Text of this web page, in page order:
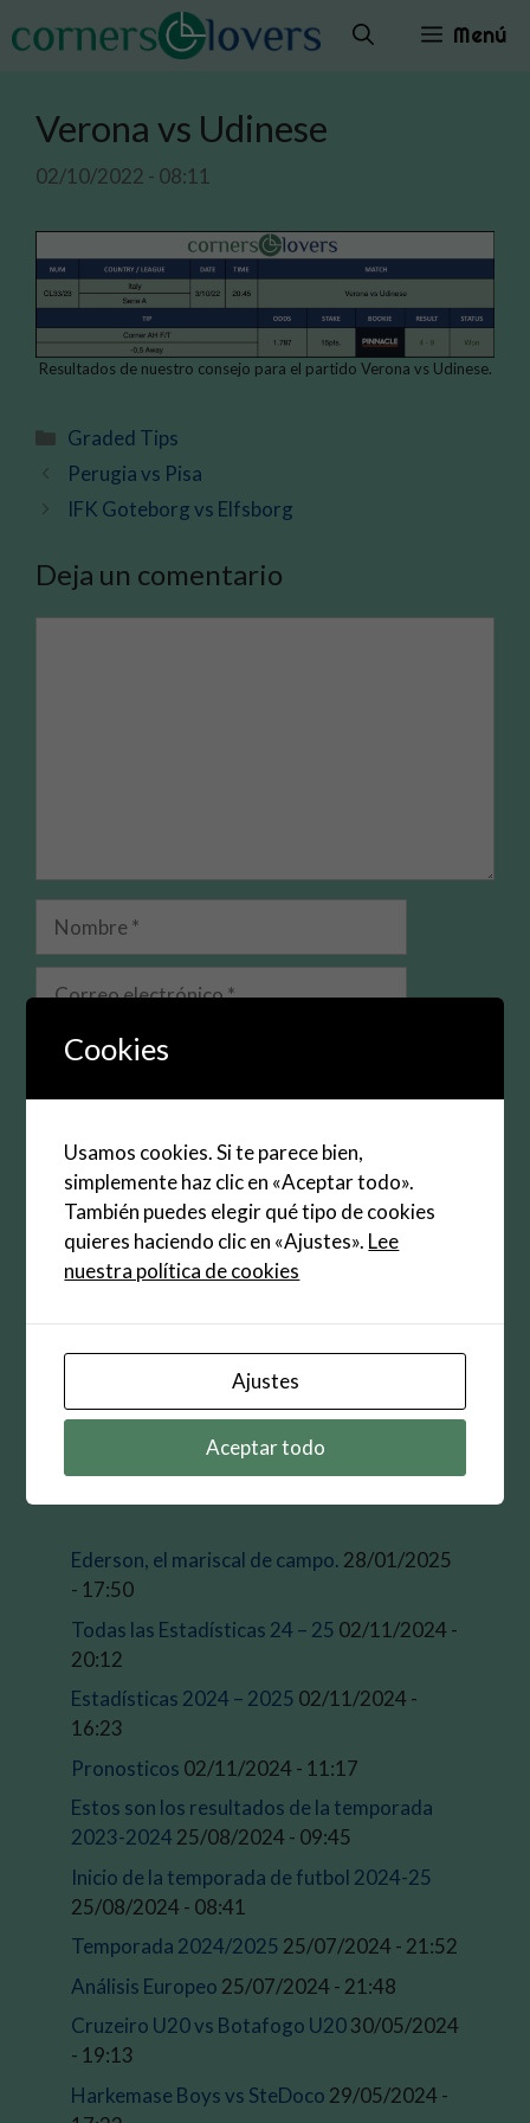
al
Menú
Verona vs Udinese
02/10/2022 - 08:11
Resultados de nuestro consejo para el partido Verona vs Udinese.
Categorías
Graded Tips
Perugia vs Pisa
IFK Goteborg vs Elfsborg
Deja un comentario
Web
este navegador para la próxima vez que
comente.
Ederson, el mariscal de campo. 28/01/2025
- 17:50
Todas las Estadísticas 24 – 25 02/11/2024 -
20:12
Estadísticas 2024 – 2025 02/11/2024 -
16:23
Pronosticos 02/11/2024 - 11:17
Estos son los resultados de la temporada
2023-2024 25/08/2024 - 09:45
Inicio de la temporada de futbol 2024-25
25/08/2024 - 08:41
Temporada 2024/2025 25/07/2024 - 21:52
Análisis Europeo 25/07/2024 - 21:48
Cruzeiro U20 vs Botafogo U2030/05/2024
- 19:13
Harkemase Boys vs SteDoco 29/05/2024 -
Cookies
Usamos cookies. Si te parece bien,
simplemente haz clic en «Aceptar todo».
También puedes elegir qué tipo de cookies
quieres haciendo clic en «Ajustes». Lee
nuestra política de cookies
Ajustes
Aceptar todo